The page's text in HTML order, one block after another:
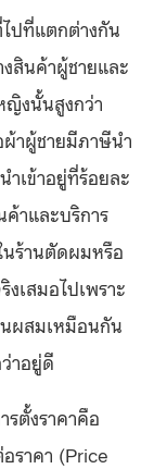
ปที่แตกต่างกัน
สินค้าผู้ชายและ
งนั้นสูงกว่า
ผ้าผู้ชายมีภาษีนำ
เข้าอยู่ที่ร้อยละ
ค้าและบริการ
นร้านตัดผมหรือ
เสมอไปเพราะ
ผสมเหมือนกัน
าอยู่ดี
ตั้งราคาคือ
ราคา (Price